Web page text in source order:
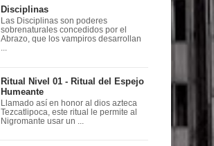
Disciplinas
Las Disciplinas son poderes
sobrenaturales concedidos por el
Abrazo, que los vampiros desarrollan
Ritual Nivel 01 - Ritual del Espejo
Humeante
Llamado así en honor al dios azteca
Tezcatlipoca, este ritual le permite al
Nigromante usar un ...